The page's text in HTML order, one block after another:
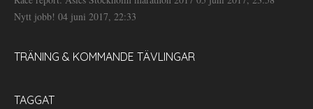
Nytt jobb! 04 juni 2017, 22:33
TRÄNING & KOMMANDE TÄVLINGAR
TAGGAT